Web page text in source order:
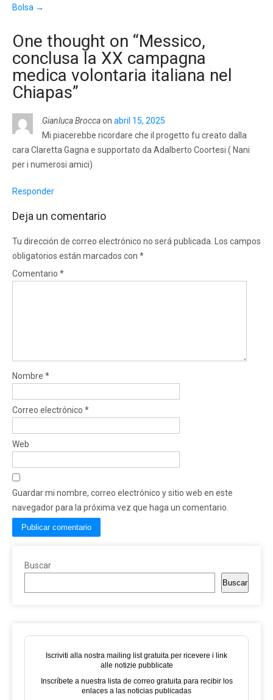
Bolsa →
One thought on “Messico,
conclusa la XX campagna
medica volontaria italiana nel
Chiapas”
Gianluca Broccaon abril 15, 2025
Mi piacerebbe ricordare che il progetto fu creato dalla
cara Claretta Gagna e supportato da Adalberto Coortesi ( Nani
per i numerosi amici)
Responder
Deja un comentario
Tu dirección de correo electrónico no será publicada.
Los campos
obligatorios están marcados con *
Comentario *
Nombre *
Correo electrónico *
Web
Guardar mi nombre, correo electrónico y sitio web en este
navegador para la próxima vez que haga un comentario.
Buscar
Buscar
Iscriviti alla nostra mailing list gratuita per ricevere i link
alle notizie pubblicate
Inscríbete a nuestra lista de correo gratuita para recibir los
enlaces a las noticias publicadas